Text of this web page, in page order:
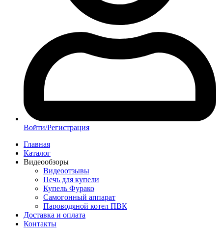
Войти/Регистрация
Главная
Каталог
Видеообзоры
Видеоотзывы
Печь для купели
Купель Фурако
Самогонный аппарат
Пароводяной котел ПВК
Доставка и оплата
Контакты